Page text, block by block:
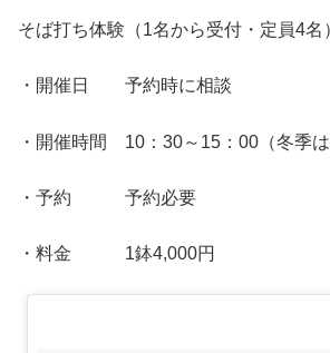
そば打ち体験（1名から受付・定員4名
・開催日 予約時に相談
・開催時間 10：30～15：00（冬季は
・予約 予約必要
・料金 1鉢4,000円